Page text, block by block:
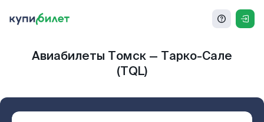
Авиабилеты Томск — Тарко-Сале
(TQL)